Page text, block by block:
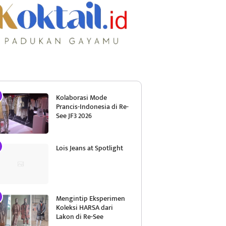
Kolaborasi Mode
Prancis-Indonesia di Re-
See JF3 2026
Lois Jeans at Spotlight
Mengintip Eksperimen
Koleksi HARSA dari
Lakon di Re-See